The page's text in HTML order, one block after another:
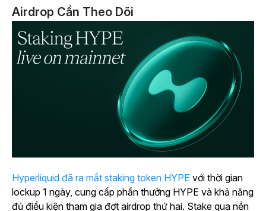
Airdrop Cần Theo Dõi
Hyperliquid đã ra mắt staking token HYPE với thời gian
lockup 1 ngày, cung cấp phần thưởng HYPE và khả năng
đủ điều kiện tham gia đợt airdrop thứ hai. Stake qua nền